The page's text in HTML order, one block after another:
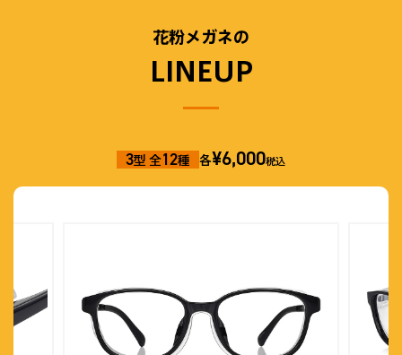
花粉メガネの
LINEUP
3型 全12種 各¥6,000税込